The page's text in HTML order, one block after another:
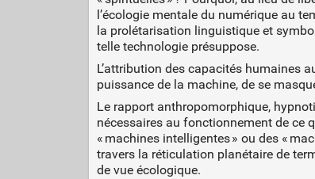
l’écologie mentale du numérique au
la prolétarisation linguistique et
telle technologie présuppose.
L’attribution des capacités humaines
puissance de la machine, de se
Le rapport anthropomorphique,
nécessaires au fonctionnement de ce
« machines intelligentes » ou des «
travers la réticulation planétaire de
de vue écologique.